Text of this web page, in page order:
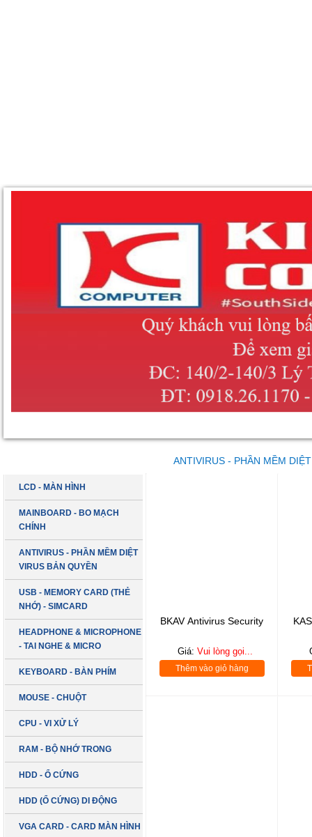
LCD - MÀN HÌNH
MAINBOARD - BO MẠCH
CHÍNH
ANTIVIRUS - PHẦN MỀM DIỆT
VIRUS BẢN QUYỀN
USB - MEMORY CARD (THẺ
NHỚ) - SIMCARD
HEADPHONE & MICROPHONE
- TAI NGHE & MICRO
KEYBOARD - BÀN PHÍM
MOUSE - CHUỘT
CPU - VI XỬ LÝ
RAM - BỘ NHỚ TRONG
HDD - Ổ CỨNG
HDD (Ổ CỨNG) DI ĐỘNG
VGA CARD - CARD MÀN HÌNH
ANTIVIRUS - PHẦN MỀM
BKAV Antivirus Security
Giá:Vui lòng gọi...
Thêm vào giỏ hàng